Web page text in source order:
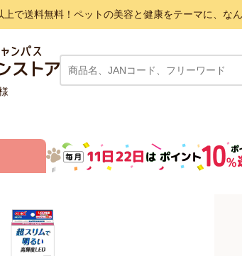
で送料無料！ペットの美容と健康をテーマに、な